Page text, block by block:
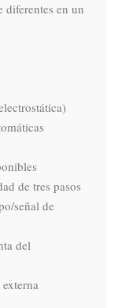
diferentes en un
de tres pasos
señal de
del